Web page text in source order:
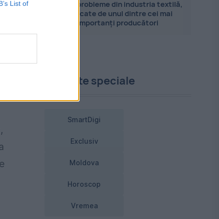
List of
Marile probleme din industria textilă,
explicate de unul dintre cei mai
importanți producători
Proiecte speciale
SmartDigi
Exclusiv
Moldova
Horoscop
Vremea